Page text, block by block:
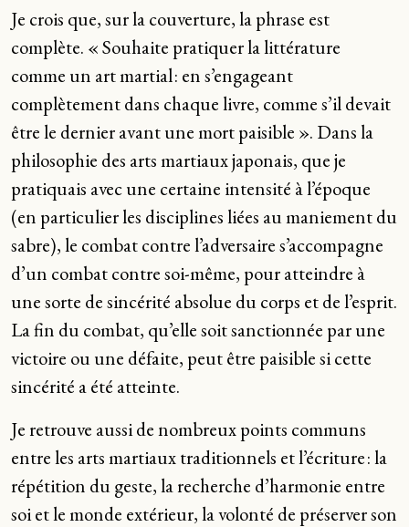
Je crois que, sur la couverture, la phrase est
complète. « Souhaite pratiquer la littérature
comme un art martial : en s’engageant
complètement dans chaque livre, comme s’il devait
être le dernier avant une mort paisible ». Dans la
philosophie des arts martiaux japonais, que je
pratiquais avec une certaine intensité à l’époque
(en particulier les disciplines liées au maniement du
sabre), le combat contre l’adversaire s’accompagne
d’un combat contre soi-même, pour atteindre à
une sorte de sincérité absolue du corps et de l’esprit.
La fin du combat, qu’elle soit sanctionnée par une
victoire ou une défaite, peut être paisible si cette
sincérité a été atteinte.
Je retrouve aussi de nombreux points communs
entre les arts martiaux traditionnels et l’écriture : la
répétition du geste, la recherche d’harmonie entre
soi et le monde extérieur, la volonté de préserver son